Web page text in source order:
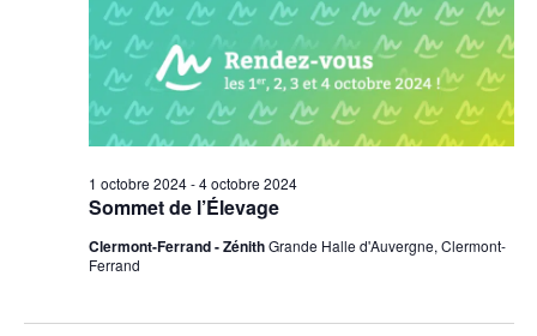
octobre
2024
n
Sommet de l’Élevage
1 octobre 2024-4 octobre 2024
Clermont-Ferrand - ZénithGrande Halle d'Auvergne, Clermont-
Ferrand